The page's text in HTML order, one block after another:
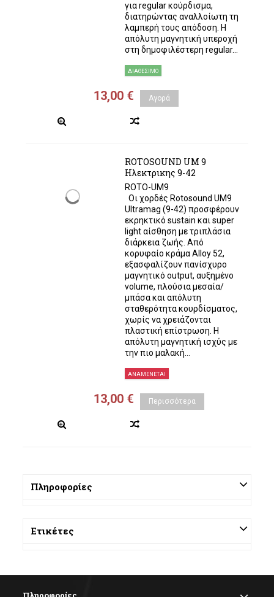
για regular κούρδισμα,
διατηρώντας αναλλοίωτη τη
λαμπερή τους απόδοση. Η
απόλυτη μαγνητική υπεροχή
στη δημοφιλέστερη regular...
ΔΙΑΘΈΣΙΜΟ
13,00 € Αγορά
ROTOSOUND UM 9
Ηλεκτρικης 9-42
ROTO-UM9
Οι χορδές Rotosound UM9
Ultramag (9-42) προσφέρουν
εκρηκτικό sustain και super
light αίσθηση με τριπλάσια
διάρκεια ζωής. Από
κορυφαίο κράμα Alloy 52,
εξασφαλίζουν πανίσχυρο
μαγνητικό output, αυξημένο
volume, πλούσια μεσαία/
μπάσα και απόλυτη
σταθερότητα κουρδίσματος,
χωρίς να χρειάζονται
πλαστική επίστρωση. Η
απόλυτη μαγνητική ισχύς με
την πιο μαλακή...
ΑΝΑΜΈΝΕΤΑΙ
13,00 € Περισσότερα
Πληροφορίες
Ετικέτες